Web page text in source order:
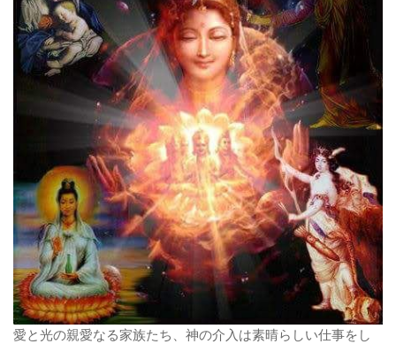
愛と光の親愛なる家族たち、神の介入は素晴らしい仕事をし